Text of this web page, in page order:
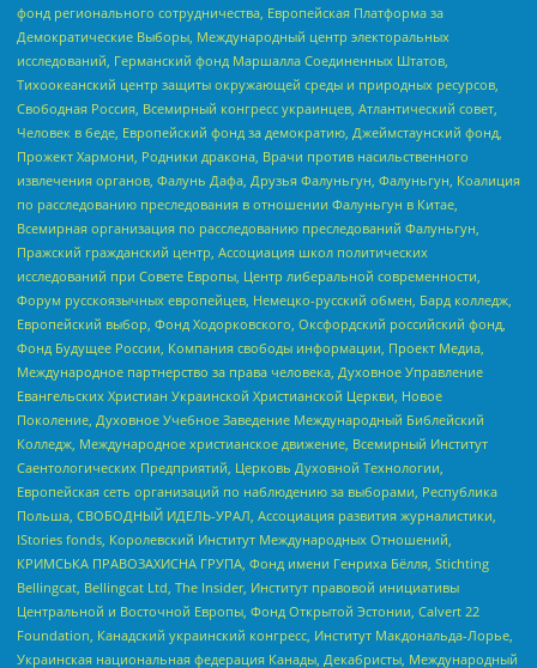
фонд регионального сотрудничества, Европейская Платформа за
Демократические Выборы, Международный центр электоральных
исследований, Германский фонд Маршалла Соединенных Штатов,
Тихоокеанский центр защиты окружающей среды и природных ресурсов,
Свободная Россия, Всемирный конгресс украинцев, Атлантический совет,
Человек в беде, Европейский фонд за демократию, Джеймстаунский фонд,
Прожект Хармони, Родники дракона, Врачи против насильственного
извлечения органов, Фалунь Дафа, Друзья Фалуньгун, Фалуньгун, Коалиция
по расследованию преследования в отношении Фалуньгун в Китае,
Всемирная организация по расследованию преследований Фалуньгун,
Пражский гражданский центр, Ассоциация школ политических
исследований при Совете Европы, Центр либеральной современности,
Форум русскоязычных европейцев, Немецко-русский обмен, Бард колледж,
Европейский выбор, Фонд Ходорковского, Оксфордский российский фонд,
Фонд Будущее России, Компания свободы информации, Проект Медиа,
Международное партнерство за права человека, Духовное Управление
Евангельских Христиан Украинской Христианской Церкви, Новое
Поколение, Духовное Учебное Заведение Международный Библейский
Колледж, Международное христианское движение, Всемирный Институт
Саентологических Предприятий, Церковь Духовной Технологии,
Европейская сеть организаций по наблюдению за выборами, Республика
Польша, СВОБОДНЫЙ ИДЕЛЬ-УРАЛ, Ассоциация развития журналистики,
IStories fonds, Королевский Институт Международных Отношений,
КРИМСЬКА ПРАВОЗАХИСНА ГРУПА, Фонд имени Генриха Бёлля, Stichting
Bellingcat, Bellingcat Ltd, The Insider, Институт правовой инициативы
Центральной и Восточной Европы, Фонд Открытой Эстонии, Calvert 22
Foundation, Канадский украинский конгресс, Институт Макдональда-Лорье,
Украинская национальная федерация Канады, Декабристы, Международный